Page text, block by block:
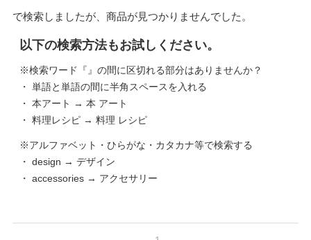
で検索しましたが、商品が見つかりませんでした。
以下の検索方法もお試しください。
※検索ワード『』の間に区切れる部分はありませんか？
・ 単語と単語の間に半角スペースを入れる
・ 本アート → 本 アート
・ 料理レシピ → 料理 レシピ
※アルファベット・ひらがな・カタカナ等で検索する
・ design → デザイン
・ accessories → アクセサリー